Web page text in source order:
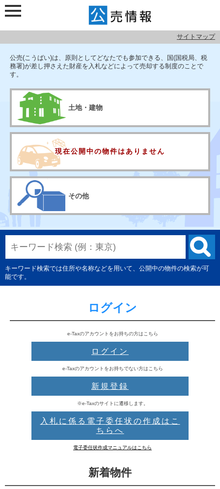
サイトマップ
公売情報
公売(こうばい)は、原則としてどなたでも参加できる、国(国税局、税
務署)が差し押さえた財産を入札などによって売却する制度のことで
す。
土地・建物
宝石・車・絵画など
現在公開中の物件はありません
その他
キーワード検索では住所や名称などを用いて、公開中の物件の検索が可
能です。
ログイン
e-Taxのアカウントをお持ちの方はこちら
ログイン
e-Taxのアカウントをお持ちでない方はこちら
新規登録
※e-Taxのサイトに遷移します。
入札に係る電子委任状の作成はこ
ちらへ
電子委任状作成マニュアルはこちら
新着物件